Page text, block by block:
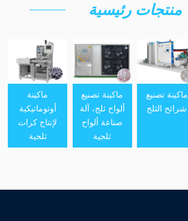
منتجات رئيسية
ماكينة تصنيع
شرائح الثلج
ماكينة تصنيع
ألواح ثلج، آلة
صناعة ألواح
ثلجية
ماكينة
أوتوماتيكية
لإنتاج كرات
ثلجية